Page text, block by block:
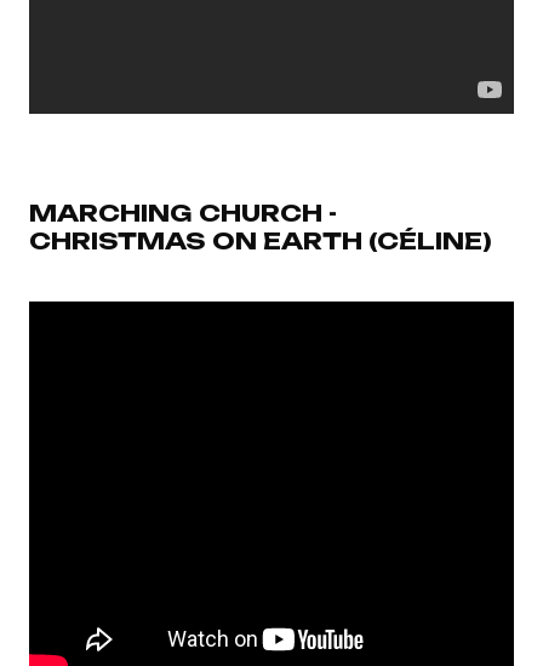
MARCHING CHURCH -
CHRISTMAS ON EARTH (CÉLINE)